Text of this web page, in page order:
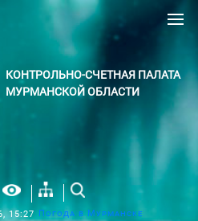
КОНТРОЛЬНО-СЧЕТНАЯ ПАЛАТА
МУРМАНСКОЙ ОБЛАСТИ
15:27 Погода в Мурманске